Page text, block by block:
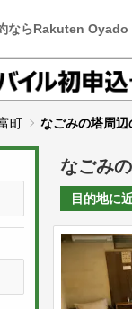
ならRakuten Oyado
町 なごみの塔周
なごみ
目的地に